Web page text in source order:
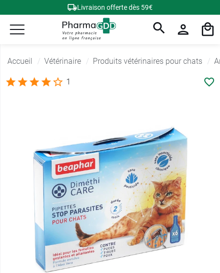
Livraison offerte dès 59€
Accueil Vétérinaire Produits vétérinaires pour chats
1